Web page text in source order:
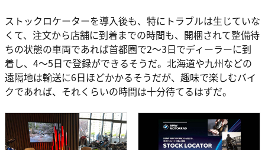
ストックロケーターを導入後も、特にトラブルは生じていな
くて、注文から店舗に到着までの時間も、開梱されて整備待
ちの状態の車両であれば首都圏で2～3日でディーラーに到
着し、4～5日で登録ができるそうだ。北海道や九州などの
遠隔地は輸送に6日ほどかかるそうだが、趣味で楽しむバイ
クであれば、それくらいの時間は十分待てるはずだ。